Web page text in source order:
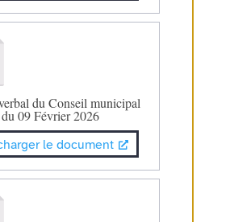
du Conseil municipal
du 09 Février 2026
le document